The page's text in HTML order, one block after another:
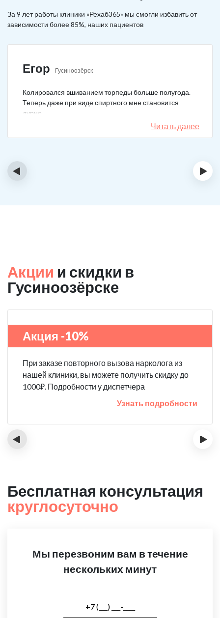
За 9 лет работы клиники «Рехаб365» мы смогли избавить от
зависимости более 85%, наших пациентов
Егор Гусиноозёрск
Колировался вшиванием торпеды больше полугода.
Теперь даже при виде спиртного мне становится
дурно.
Читать далее
‹ ›
Акции и скидки в
Гусиноозёрске
Акция -10%
При заказе повторного вызова нарколога из
нашей клиники, вы можете получить скидку до
1000₽. Подробности у диспетчера
Узнать подробности
‹ ›
Бесплатная консультация
круглосуточно
Мы перезвоним вам в течение
нескольких минут